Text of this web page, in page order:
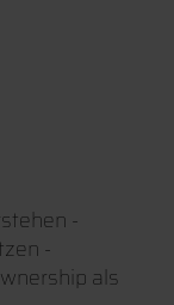
-
-
als